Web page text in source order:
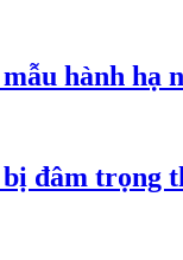
hành
đâm trọng